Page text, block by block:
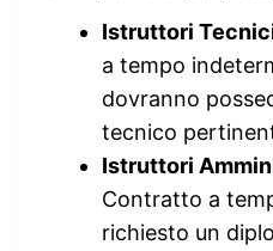
Istruttori
a tempo
dovranno
tecnico
Istruttori
Contratto a
richiesto un